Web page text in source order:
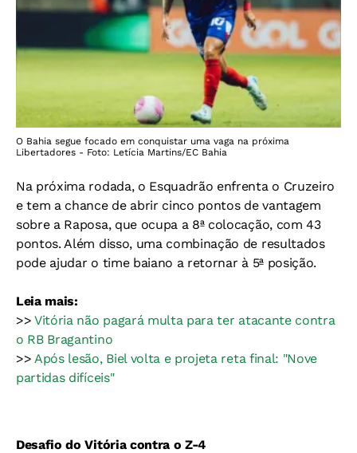
O Bahia segue focado em conquistar uma vaga na próxima
Libertadores - Foto: Letícia Martins/EC Bahia
Na próxima rodada, o Esquadrão enfrenta o Cruzeiro
e tem a chance de abrir cinco pontos de vantagem
sobre a Raposa, que ocupa a 8ª colocação, com 43
pontos. Além disso, uma combinação de resultados
pode ajudar o time baiano a retornar à 5ª posição.
Leia mais:
>>Vitória não pagará multa para ter atacante contra
o RB Bragantino
>> Após lesão, Biel volta e projeta reta final: "Nove
partidas difíceis"
Desafio do Vitória contra o Z-4